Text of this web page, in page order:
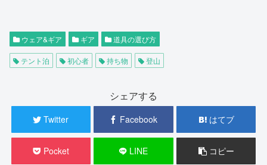
ウェア&ギア ギア 道具の選び方
テント泊 初心者 持ち物 登山
シェアする
Twitter Facebook はてブ
Pocket LINE コピー